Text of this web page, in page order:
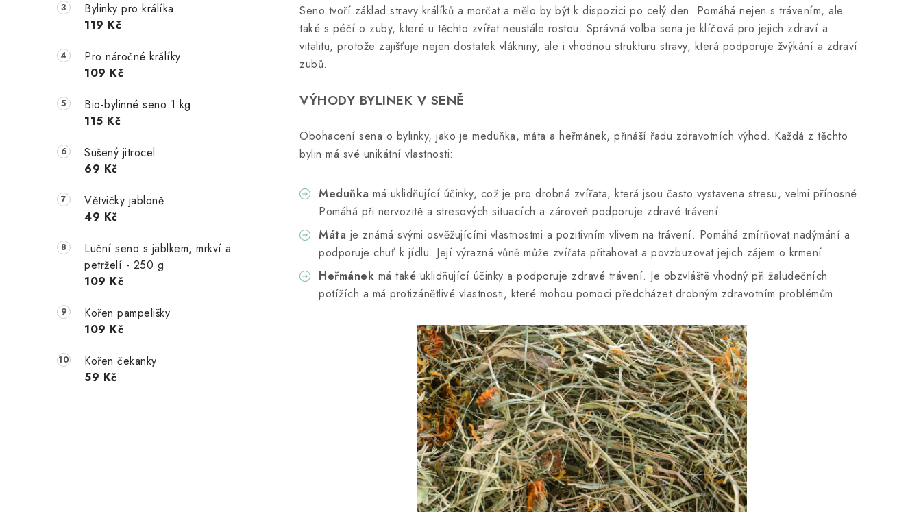
Bylinky pro králíka
119 Kč
Pro náročné králíky
109 Kč
Bio-bylinné seno 1 kg
115 Kč
Sušený jitrocel
69 Kč
Větvičky jabloně
49 Kč
Luční seno s jablkem, mrkví a
petrželí - 250 g
109 Kč
Kořen pampelišky
109 Kč
Kořen čekanky
59 Kč
Seno tvoří základ stravy králíků a morčat a mělo by být k dispozici po celý den. Pomáhá nejen s trávením, ale
také s péčí o zuby, které u těchto zvířat neustále rostou. Správná volba sena je klíčová pro jejich zdraví a
vitalitu, protože zajišťuje nejen dostatek vlákniny, ale i vhodnou strukturu stravy, která podporuje žvýkání a zdraví
zubů.
VÝHODY BYLINEK V SENĚ
Obohacení sena o bylinky, jako je meduňka, máta a heřmánek, přináší řadu zdravotních výhod. Každá z těchto
bylin má své unikátní vlastnosti:
Meduňka má uklidňující účinky, což je pro drobná zvířata, která jsou často vystavena stresu, velmi přínosné.
Pomáhá při nervozitě a stresových situacích a zároveň podporuje zdravé trávení.
Máta je známá svými osvěžujícími vlastnostmi a pozitivním vlivem na trávení. Pomáhá zmírňovat nadýmání a
podporuje chuť k jídlu. Její výrazná vůně může zvířata přitahovat a povzbuzovat jejich zájem o krmení.
Heřmánek má také uklidňující účinky a podporuje zdravé trávení. Je obzvláště vhodný při žaludečních
potížích a má protizánětlivé vlastnosti, které mohou pomoci předcházet drobným zdravotním problémům.